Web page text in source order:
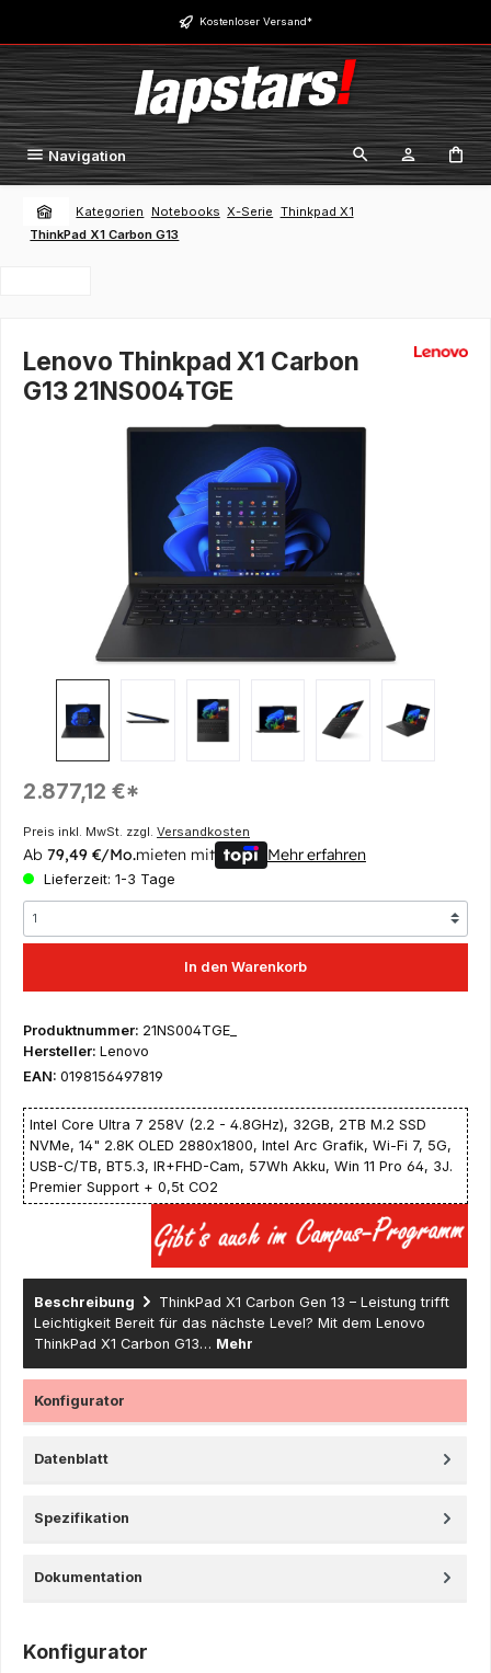
Zum Hauptinhalt springen Kostenloser Versand*
Navigation
Kategorien Notebooks X-Serie Thinkpad X1
ThinkPad X1 Carbon G13
Lenovo Thinkpad X1 Carbon
G13 21NS004TGE
Bildergalerie überspringen
Regulärer Preis:
2.877,12 €*
Preis inkl. MwSt. zzgl. Versandkosten
Ab 79,49 €/Mo.mieten mit Mehr erfahren
Lieferzeit: 1-3 Tage
In den Warenkorb
Produktnummer: 21NS004TGE_
Hersteller: Lenovo
EAN: 0198156497819
Intel Core Ultra 7 258V (2.2 - 4.8GHz), 32GB, 2TB M.2 SSD
NVMe, 14" 2.8K OLED 2880x1800, Intel Arc Grafik, Wi-Fi 7, 5G,
USB-C/TB, BT5.3, IR+FHD-Cam, 57Wh Akku, Win 11 Pro 64, 3J.
Premier Support + 0,5t CO2
Beschreibung
ThinkPad X1 Carbon Gen 13 – Leistung trifft
Leichtigkeit Bereit für das nächste Level? Mit dem Lenovo
ThinkPad X1 Carbon G13… Mehr
Konfigurator
Datenblatt
Spezifikation
Dokumentation
Konfigurator